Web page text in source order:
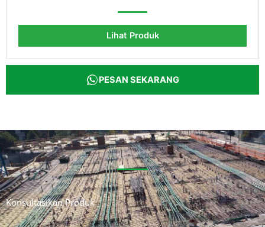
Lihat Produk
PESAN SEKARANG
Konsultasikan Produk